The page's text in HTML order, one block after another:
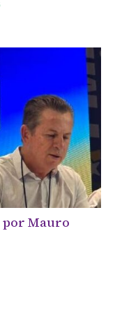
por Mauro